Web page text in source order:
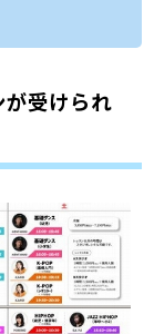
受けられ